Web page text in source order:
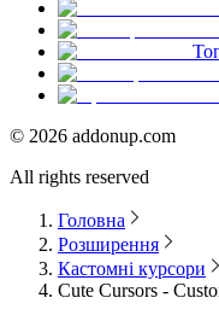
© 2026 addonup.com
All rights reserved
Головна
Розширення
Кастомні курсори
Cute Cursors -